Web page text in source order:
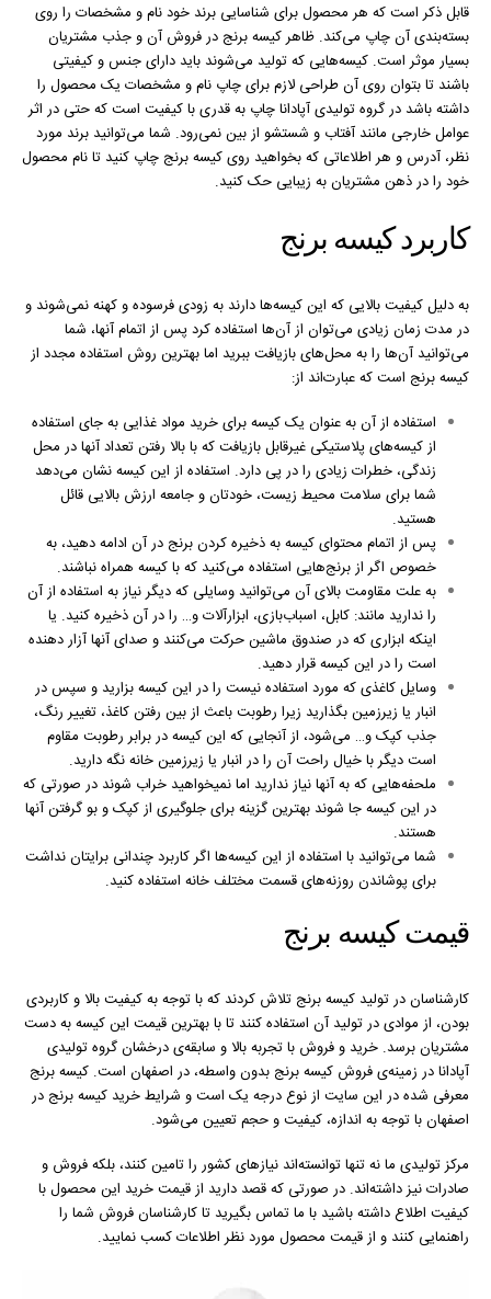
قابل ذکر است که هر محصول برای شناسایی برند خود نام و مشخصات را روی
بسته‌بندی آن چاپ می‌کند. ظاهر کیسه برنج در فروش آن و جذب مشتریان
بسیار موثر است. کیسه‌هایی که تولید می‌شوند باید دارای جنس و کیفیتی
باشند تا بتوان روی آن طراحی لازم برای چاپ نام و مشخصات یک محصول را
داشته باشد در گروه تولیدی آپادانا چاپ به قدری با کیفیت است که حتی در اثر
عوامل خارجی مانند آفتاب و شستشو از بین نمی‌رود. شما می‌توانید برند مورد
نظر، آدرس و هر اطلاعاتی که بخواهید روی کیسه برنج چاپ کنید تا نام محصول
خود را در ذهن مشتریان به زیبایی حک کنید.
کاربرد کیسه برنج
به دلیل کیفیت بالایی که این کیسه‌ها دارند به زودی فرسوده و کهنه نمی‌شوند و
در مدت زمان زیادی می‌توان از آن‌ها استفاده کرد پس از اتمام آنها، شما
می‌توانید آن‌ها را به محل‌های بازیافت ببرید اما بهترین روش استفاده مجدد از
کیسه برنج است که عبارت‌اند از:
استفاده از آن به عنوان یک کیسه برای خرید مواد غذایی به جای استفاده
از کیسه‌های پلاستیکی غیرقابل بازیافت که با بالا رفتن تعداد آنها در محل
زندگی، خطرات زیادی را در پی دارد. استفاده از این کیسه نشان می‌دهد
شما برای سلامت محیط زیست، خودتان و جامعه ارزش بالایی قائل
هستید.
پس از اتمام محتوای کیسه به ذخیره کردن برنج در آن ادامه دهید، به
خصوص اگر از برنج‌هایی استفاده می‌کنید که با کیسه همراه نباشند.
به علت مقاومت بالای آن می‌توانید وسایلی که دیگر نیاز به استفاده از آن
را ندارید مانند: کابل، اسباب‌بازی، ابزارآلات و… را در آن ذخیره کنید. یا
اینکه ابزاری که در صندوق ماشین حرکت می‌کنند و صدای آنها آزار دهنده
است را در این کیسه قرار دهید.
وسایل کاغذی که مورد استفاده نیست را در این کیسه بزارید و سپس در
انبار یا زیرزمین بگذارید زیرا رطوبت باعث از بین رفتن کاغذ، تغییر رنگ،
جذب کپک و… می‌شود، از آنجایی که این کیسه در برابر رطوبت مقاوم
است دیگر با خیال راحت آن را در انبار یا زیرزمین خانه نگه دارید.
ملحفه‌هایی که به آنها نیاز ندارید اما نمیخواهید خراب شوند در صورتی که
در این کیسه جا شوند بهترین گزینه برای جلوگیری از کپک و بو گرفتن آنها
هستند.
شما می‌توانید با استفاده از این کیسه‌ها اگر کاربرد چندانی برایتان نداشت
برای پوشاندن روزنه‌های قسمت مختلف خانه استفاده کنید.
قیمت کیسه برنج
کارشناسان در تولید کیسه برنج تلاش کردند که با توجه به کیفیت بالا و کاربردی
بودن، از موادی در تولید آن استفاده کنند تا با بهترین قیمت این کیسه به دست
مشتریان برسد. خرید و فروش با تجربه بالا و سابقه‌ی درخشان گروه تولیدی
آپادانا در زمینه‌ی فروش کیسه برنج بدون واسطه، در اصفهان است. کیسه برنج
معرفی شده در این سایت از نوع درجه یک است و شرایط خرید کیسه برنج در
اصفهان با توجه به اندازه، کیفیت و حجم تعیین می‌شود.
مرکز تولیدی ما نه تنها توانسته‌اند نیاز‌های کشور را تامین کنند، بلکه فروش و
صادرات نیز داشته‌اند. در صورتی که قصد دارید از قیمت خرید این محصول با
کیفیت اطلاع داشته باشید با ما تماس بگیرید تا کارشناسان فروش شما را
راهنمایی کنند و از قیمت محصول مورد نظر اطلاعات کسب نمایید.